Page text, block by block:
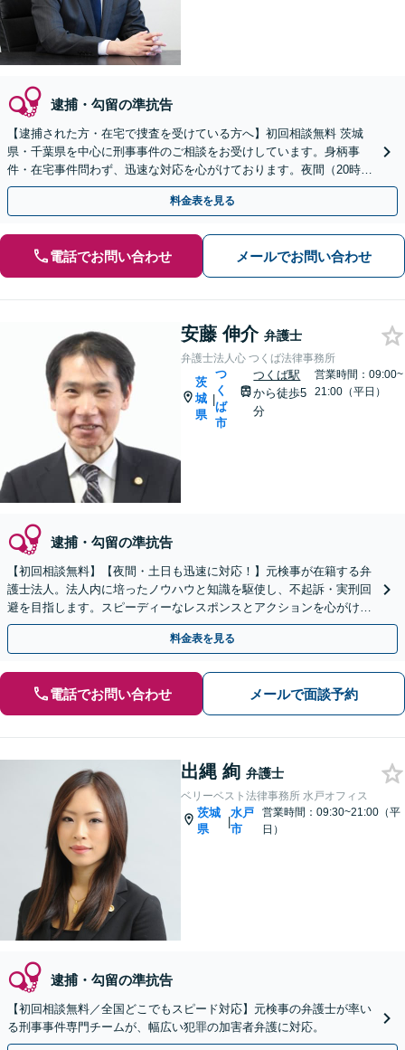
逮捕・勾留の準抗告
【逮捕された方・在宅で捜査を受けている方へ】初回相談無料 茨城
県・千葉県を中心に刑事事件のご相談をお受けしています。身柄事
件・在宅事件問わず、迅速な対応を心がけております。夜間（20時ま
で）休日のご相談にも対応しています。
料金表を見る
電話でお問い合わせ メールでお問い合わせ
安藤 伸介 弁護士
弁護士法人心 つくば法律事務所
茨
城
県
|
つ
く
ば
市
つくば駅
から徒歩5
分
営業時間：09:00~
21:00（平日）
逮捕・勾留の準抗告
【初回相談無料】【夜間・土日も迅速に対応！】元検事が在籍する弁
護士法人。法人内に培ったノウハウと知識を駆使し、不起訴・実刑回
避を目指します。スピーディーなレスポンスとアクションを心がけ、
最善の解決を目指します【電話相談可】
料金表を見る
電話でお問い合わせ メールで面談予約
出縄 絢 弁護士
ベリーベスト法律事務所 水戸オフィス
茨城
県
|
水戸
市
営業時間：09:30~21:00（平
日）
逮捕・勾留の準抗告
【初回相談無料／全国どこでもスピード対応】元検事の弁護士が率い
る刑事事件専門チームが、幅広い犯罪の加害者弁護に対応。